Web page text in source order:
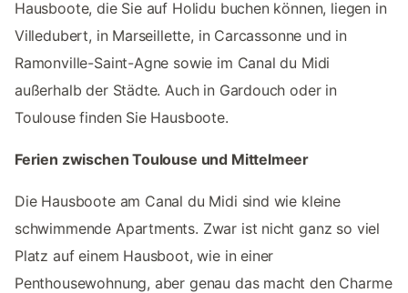
Hausboote, die Sie auf Holidu buchen können, liegen in
Villedubert, in Marseillette, in Carcassonne und in
Ramonville-Saint-Agne sowie im Canal du Midi
außerhalb der Städte. Auch in Gardouch oder in
Toulouse finden Sie Hausboote.
Ferien zwischen Toulouse und Mittelmeer
Die Hausboote am Canal du Midi sind wie kleine
schwimmende Apartments. Zwar ist nicht ganz so viel
Platz auf einem Hausboot, wie in einer
Penthousewohnung, aber genau das macht den Charme